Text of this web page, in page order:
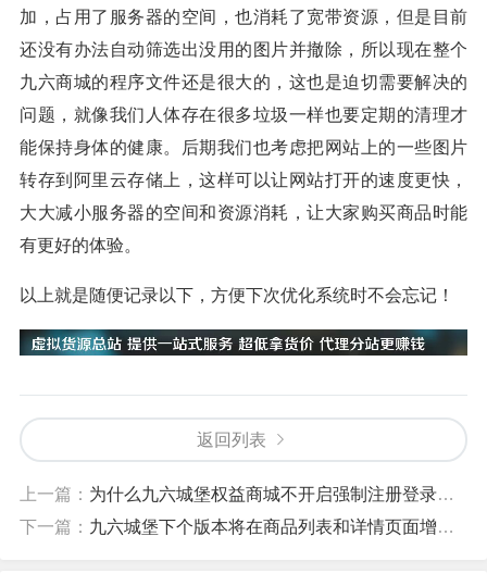
加，占用了服务器的空间，也消耗了宽带资源，但是目前
还没有办法自动筛选出没用的图片并撤除，所以现在整个
九六商城的程序文件还是很大的，这也是迫切需要解决的
问题，就像我们人体存在很多垃圾一样也要定期的清理才
能保持身体的健康。后期我们也考虑把网站上的一些图片
转存到阿里云存储上，这样可以让网站打开的速度更快，
大大减小服务器的空间和资源消耗，让大家购买商品时能
有更好的体验。
以上就是随便记录以下，方便下次优化系统时不会忘记！
返回列表
上一篇： 为什么九六城堡权益商城不开启强制注册登录才可以查看商品呢？
下一篇： 九六城堡下个版本将在商品列表和详情页面增加最低价显示